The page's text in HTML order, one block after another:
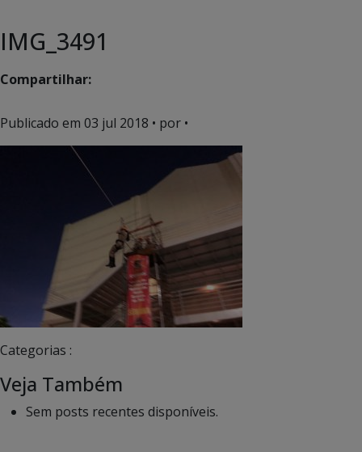
IMG_3491
Compartilhar:
Publicado em 03 jul 2018 • por •
Categorias :
Veja Também
Sem posts recentes disponíveis.